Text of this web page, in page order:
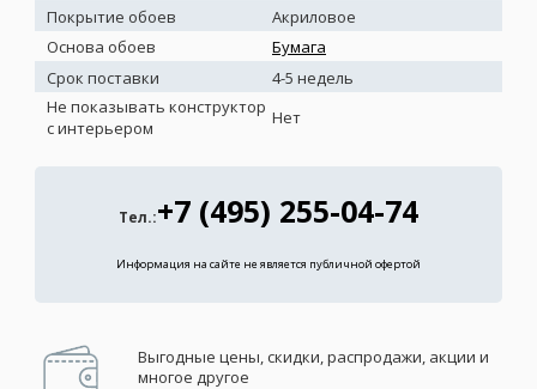
Покрытие обоев
Акриловое
Основа обоев
Бумага
Срок поставки
4-5 недель
Не показывать конструктор
с интерьером
Нет
Тел.:+7 (495) 255-04-74
Информация на сайте не является публичной офертой
Выгодные цены, скидки, распродажи, акции и
многое другое